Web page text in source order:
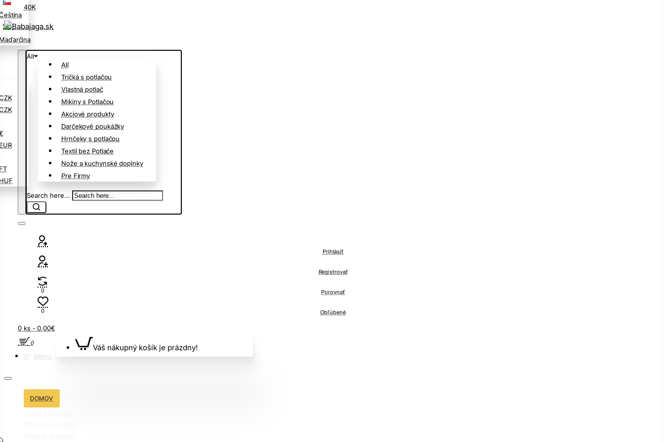
40K
All
All
Tričká s potlačou
Vlastná potlač
Mikiny s Potlačou
Akciové produkty
Darčekové poukážky
Hrnčeky s potlačou
Textil bez Potlače
Nože a kuchynské doplnky
Pre Firmy
Search here...
Prihlásiť
Registrovať
Porovnať
0
Obľúbené
0
0 ks - 0,00€
0 Váš nákupný košík je prázdny!
Menu
DOMOV